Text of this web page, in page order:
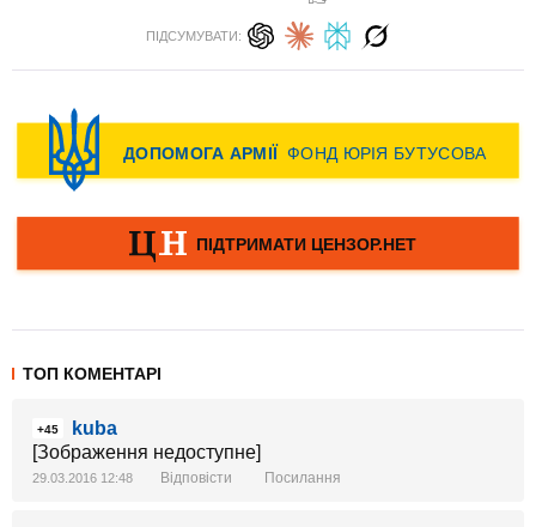
ПІДСУМУВАТИ:
ТОП КОМЕНТАРІ
+45
kuba
[Зображення недоступне]
29.03.2016 12:48 Відповісти Посилання